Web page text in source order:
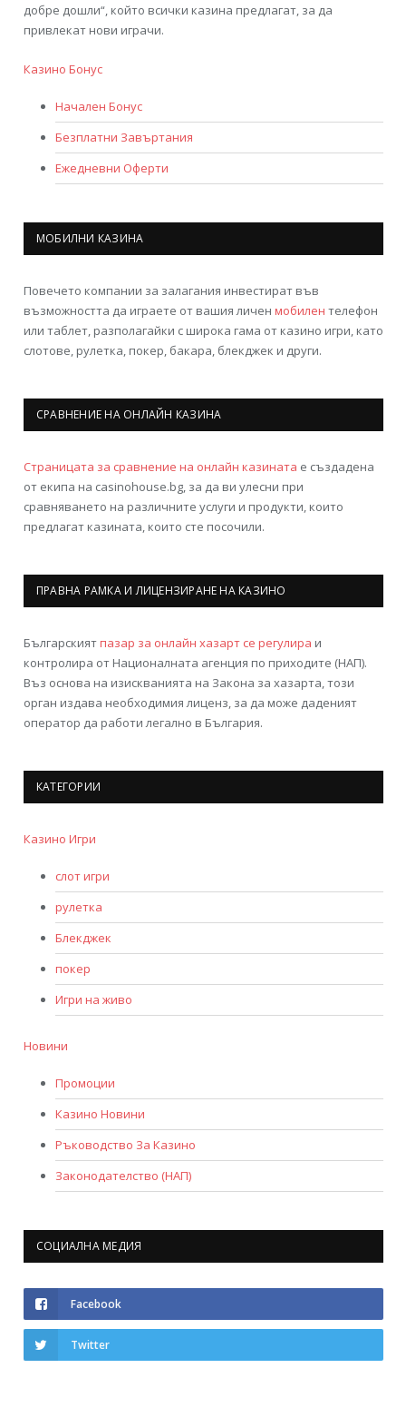
добре дошли“, който всички казина предлагат, за да
привлекат нови играчи.
Казино Бонус
Начален Бонус
Безплатни Завъртания
Ежедневни Оферти
МОБИЛНИ КАЗИНА
Повечето компании за залагания инвестират във
възможността да играете от вашия личен мобилен телефон
или таблет, разполагайки с широка гама от казино игри, като
слотове, рулетка, покер, бакара, блекджек и други.
СРАВНЕНИЕ НА ОНЛАЙН КАЗИНА
Страницата за сравнение на онлайн казината е създадена
от екипа на casinohouse.bg, за да ви улесни при
сравняването на различните услуги и продукти, които
предлагат казината, които сте посочили.
ПРАВНА РАМКА И ЛИЦЕНЗИРАНЕ НА КАЗИНО
Българскиятпазар за онлайн хазарт се регулира и
контролира от Националната агенция по приходите (НАП).
Въз основа на изискванията на Закона за хазарта, този
орган издава необходимия лиценз, за да може даденият
оператор да работи легално в България.
КАТЕГОРИИ
Казино Игри
слот игри
рулетка
Блекджек
покер
Игри на живо
Новини
Промоции
Казино Новини
Ръководство За Казино
Законодателство (НАП)
СОЦИАЛНА МЕДИЯ
Facebook
Twitter